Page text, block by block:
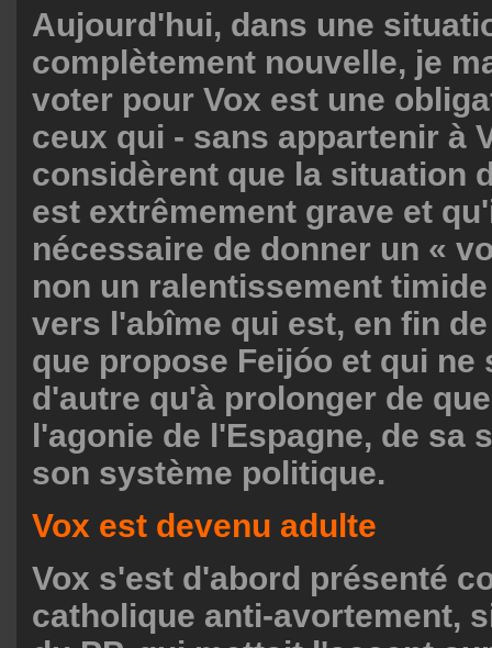
Aujourd'hui, dans une
complètement nouvelle, je
voter pour Vox est une
ceux qui - sans appartenir à
considèrent que la situation
est extrêmement grave et
nécessaire de donner un «
non un ralentissement
vers l'abîme qui est, en fin
que propose Feijóo et qui ne
d'autre qu'à prolonger de
l'agonie de l'Espagne, de sa
son système politique.
Vox est devenu adulte
Vox s'est d'abord présenté
catholique anti-avortement,